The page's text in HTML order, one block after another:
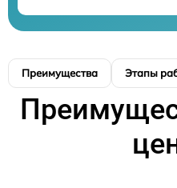
Преимущества Этапы